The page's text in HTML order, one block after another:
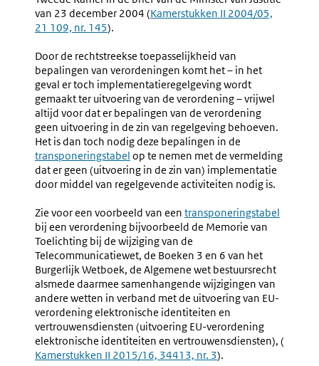
van 23 december 2004 (Externe
Kamerstukken II 2004/05,
21 109, nr. 145).
Door de rechtstreekse toepasselijkheid van
bepalingen van verordeningen komt het – in het
geval er toch implementatieregelgeving wordt
gemaakt ter uitvoering van de verordening – vrijwel
altijd voor dat er bepalingen van de verordening
geen uitvoering in de zin van regelgeving behoeven.
Het is dan toch nodig deze bepalingen in de
transponeringstabel op te nemen met de vermelding
dat er geen (uitvoering in de zin van) implementatie
door middel van regelgevende activiteiten nodig is.
Zie voor een voorbeeld van een transponeringstabel
bij een verordening bijvoorbeeld de Memorie van
Toelichting bij de wijziging van de
Telecommunicatiewet, de Boeken 3 en 6 van het
Burgerlijk Wetboek, de Algemene wet bestuursrecht
alsmede daarmee samenhangende wijzigingen van
andere wetten in verband met de uitvoering van EU-
verordening elektronische identiteiten en
vertrouwensdiensten (uitvoering EU-verordening
elektronische identiteiten en vertrouwensdiensten), (
Kamerstukken II 2015/16, 34413, nr. 3).